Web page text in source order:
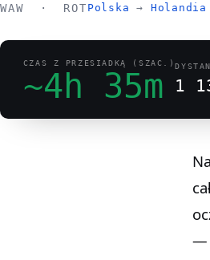
WAW · ROT Polska → Holandia
CZAS Z PRZESIADKĄ (SZAC.)
~4h 35m 1
—